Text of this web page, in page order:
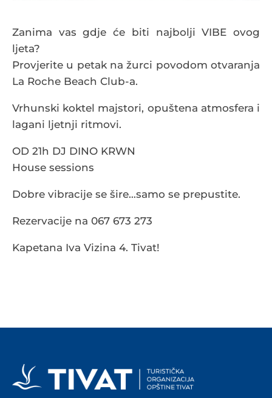
Zanima vas gdje će biti najbolji VIBE ovog
ljeta?
Provjerite u petak na žurci povodom otvaranja
La Roche Beach Club-a.
Vrhunski koktel majstori, opuštena atmosfera i
lagani ljetnji ritmovi.
OD 21h DJ DINO KRWN
House sessions
Dobre vibracije se šire…samo se prepustite.
Rezervacije na 067 673 273
Kapetana Iva Vizina 4. Tivat!